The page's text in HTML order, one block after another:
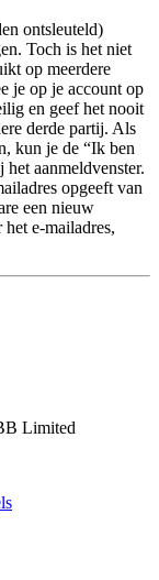
ontsleuteld)
Toch is het niet
op meerdere
je op je account op
en geef het nooit
derde partij. Als
kun je de “Ik ben
aanmeldvenster.
opgeeft van
een nieuw
e-mailadres,
Limited